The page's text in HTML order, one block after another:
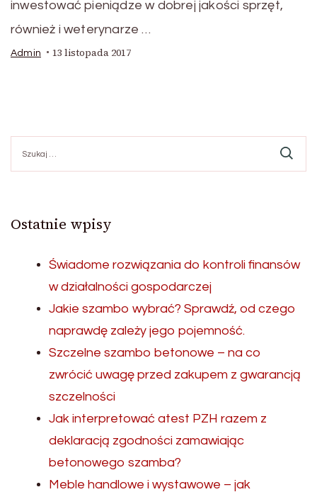
inwestować pieniądze w dobrej jakości sprzęt,
również i weterynarze …
Admin 13 listopada 2017
Ostatnie wpisy
Świadome rozwiązania do kontroli finansów
w działalności gospodarczej
Jakie szambo wybrać? Sprawdź, od czego
naprawdę zależy jego pojemność.
Szczelne szambo betonowe – na co
zwrócić uwagę przed zakupem z gwarancją
szczelności
Jak interpretować atest PZH razem z
deklaracją zgodności zamawiając
betonowego szamba?
Meble handlowe i wystawowe – jak